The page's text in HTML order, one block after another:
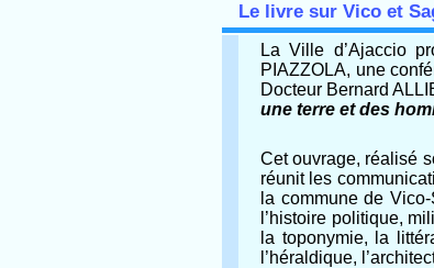
Le livre sur Vico et
La Ville d’Ajaccio
PIAZZOLA, une
Docteur Bernard
une terre et des
Cet ouvrage, réalisé
réunit les
la commune de
l’histoire politique,
la toponymie, la
l’héraldique,